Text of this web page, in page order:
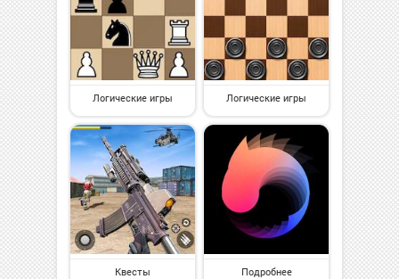
Логические игры Логические игры
Квесты Подробнее